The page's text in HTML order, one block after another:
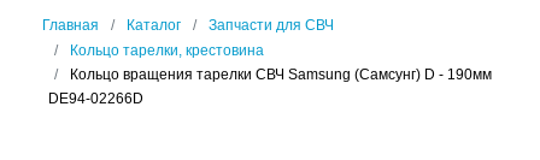
Главная Каталог
Запчасти для СВЧ
Кольцо тарелки, крестовина
Кольцо вращения тарелки СВЧ Samsung (Самсунг) D - 190мм
DE94-02266D